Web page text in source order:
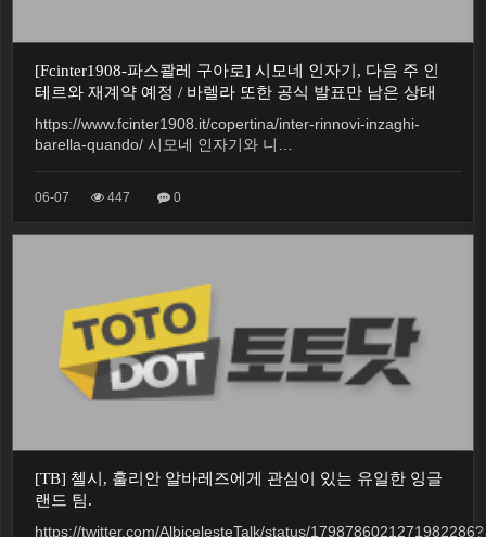
[Fcinter1908-파스콸레 구아로] 시모네 인자기, 다음 주 인
테르와 재계약 예정 / 바렐라 또한 공식 발표만 남은 상태
https://www.fcinter1908.it/copertina/inter-rinnovi-inzaghi-
barella-quando/ 시모네 인자기와 니…
06-07 447 0
[TB] 첼시, 훌리안 알바레즈에게 관심이 있는 유일한 잉글
랜드 팀.
https://twitter.com/AlbicelesteTalk/status/1798786021271982286?